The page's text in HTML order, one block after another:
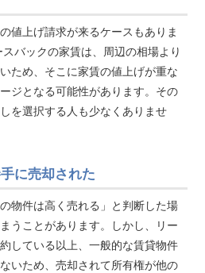
値上げ請求が来るケースもありま
バックの家賃は、周辺の相場より
ため、そこに家賃の値上げが重な
ジとなる可能性があります。その
を選択する人も少なくありませ
に売却された
物件は高く売れる」と判断した場
うことがあります。しかし、リー
している以上、一般的な賃貸物件
いため、売却されて所有権が他の